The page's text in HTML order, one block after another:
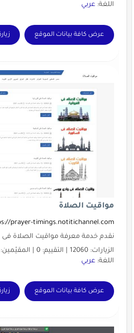
اللغة: عربي
عرض كافة بيانات الموقع
مواقيت الصلاة
prayer-timings.notitichannel.com/
نقدم خدمة معرفة مواقيت الصلاة فى
الزيارات: 12060 | التقييم: 0 | المقيّمين: 0 | الدولة:
اللغة: عربي
عرض كافة بيانات الموقع